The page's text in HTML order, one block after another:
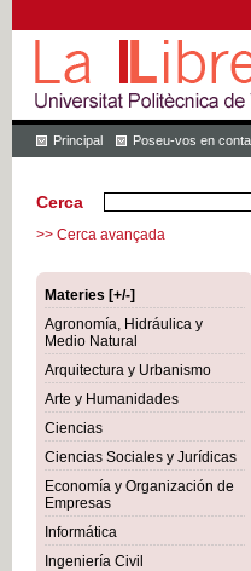
Principal Poseu-vos en
Cerca
>> Cerca avançada
Materies [+/-]
Agronomía, Hidráulica y
Medio Natural
Arquitectura y Urbanismo
Arte y Humanidades
Ciencias
Ciencias Sociales y Jurídicas
Economía y Organización de
Empresas
Informática
Ingeniería Civil